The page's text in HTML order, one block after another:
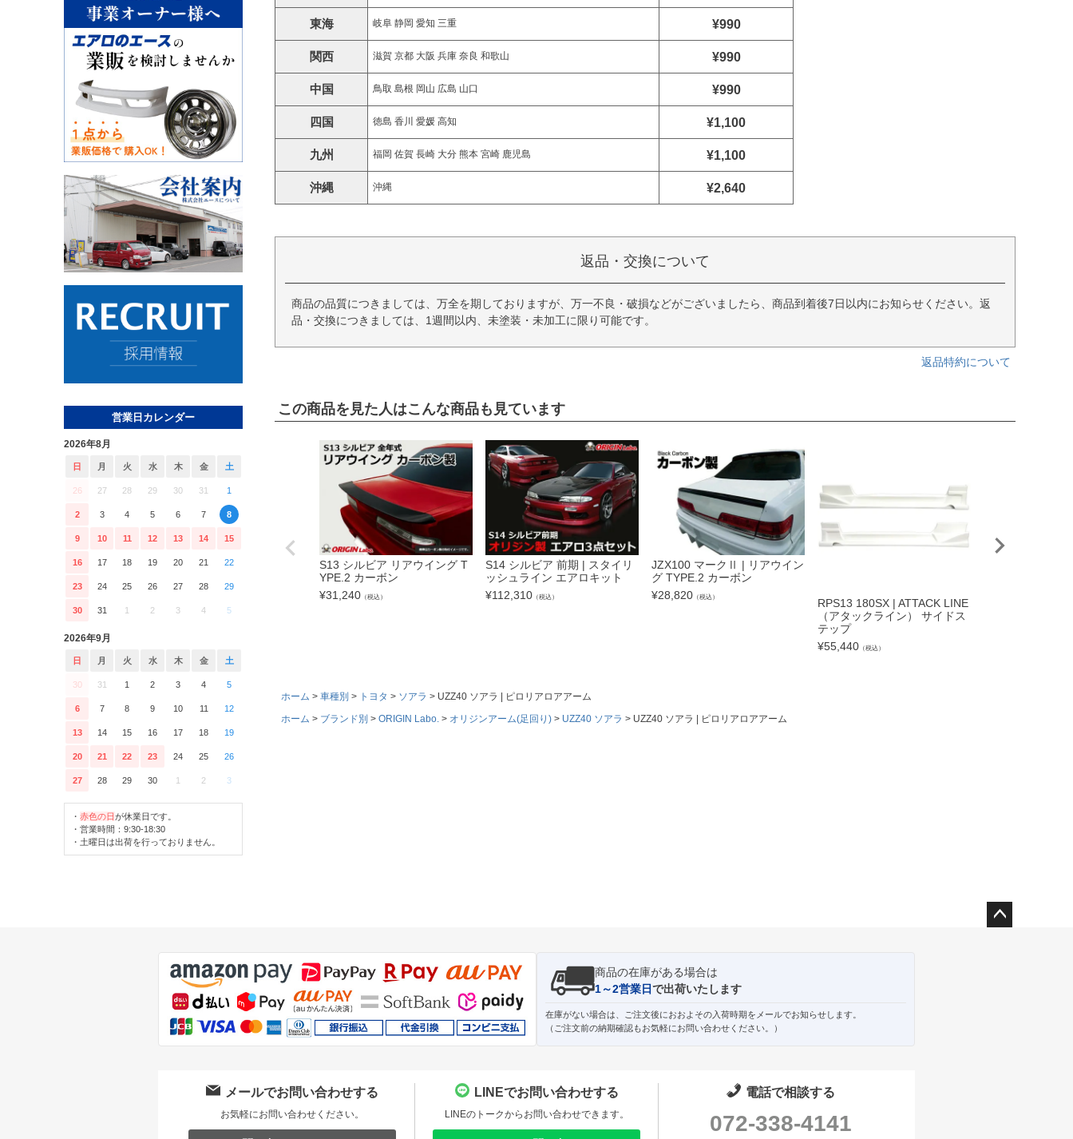
営業日カレンダー
2026年8月
日 月 火 水 木 金 土
26 27 28 29 30 31 1
2 3 4 5 6 7 8
9 10 11 12 13 14 15
16 17 18 19 20 21 22
23 24 25 26 27 28 29
30 31 1 2 3 4 5
2026年9月
日 月 火 水 木 金 土
30 31 1 2 3 4 5
6 7 8 9 10 11 12
13 14 15 16 17 18 19
20 21 22 23 24 25 26
27 28 29 30 1 2 3
・ 赤色の日が休業日です。
・営業時間：9:30-18:30
・土曜日は出荷を行っておりません。
東海 岐阜 静岡 愛知 三重 ¥990
関西 滋賀 京都 大阪 兵庫 奈良 和歌山 ¥990
中国 鳥取 島根 岡山 広島 山口 ¥990
四国 徳島 香川 愛媛 高知 ¥1,100
九州 福岡 佐賀 長崎 大分 熊本 宮崎 鹿児島 ¥1,100
沖縄 沖縄 ¥2,640
返品・交換について
商品の品質につきましては、万全を期しておりますが、万一不良・破損などがございましたら、商品到着後7日以内にお知らせください。返
品・交換につきましては、1週間以内、未塗装・未加工に限り可能です。
返品特約について
この商品を見た人はこんな商品も見ています
S13 シルビア リアウイング T
YPE.2 カーボン
¥31,240 （税込）
S14 シルビア 前期 | スタイリ
ッシュライン エアロキット
¥112,310 （税込）
JZX100 マークⅡ | リアウイン
グ TYPE.2 カーボン
¥28,820 （税込）
RPS13 180SX | ATTACK LINE
（アタックライン） サイドス
テップ
¥55,440 （税込）
ホーム 車種別 トヨタ ソアラ
UZZ40 ソアラ | ピロリアロアアーム
ホーム
ブランド別 ORIGIN Labo. オリジンアーム(足回り) UZZ40 ソアラ UZZ40 ソアラ | ピロリアロアアーム
商品の在庫がある場合は
1～2営業日で出荷いたします
在庫がない場合は、ご注文後におおよその入荷時期をメールでお知らせします。
（ご注文前の納期確認もお気軽にお問い合わせください。）
メールでお問い合わせする
お気軽にお問い合わせください。
LINEでお問い合わせする
LINEのトークからお問い合わせできます。
電話で相談する
072-338-4141